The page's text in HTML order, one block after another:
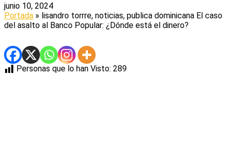
junio 10, 2024
Portada » lisandro torrre, noticias, publica dominicana El caso
del asalto al Banco Popular: ¿Dónde está el dinero?
Personas que lo han Visto: 289